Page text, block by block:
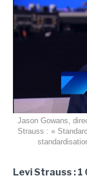
Jason Gowans,
Strauss : «
Levi Strauss :